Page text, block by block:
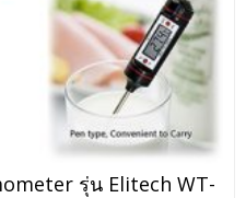
รุ่น Elitech WT-